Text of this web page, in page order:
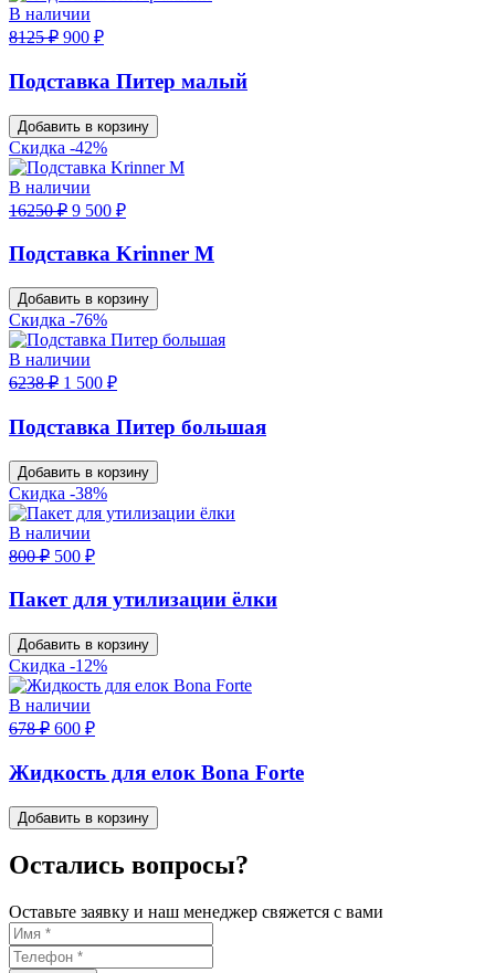
В наличии
8125 ₽ 900 ₽
Подставка Питер малый
Добавить в корзину
Скидка -42%
В наличии
16250 ₽ 9 500 ₽
Подставка Krinner M
Добавить в корзину
Скидка -76%
В наличии
6238 ₽ 1 500 ₽
Подставка Питер большая
Добавить в корзину
Скидка -38%
В наличии
800 ₽ 500 ₽
Пакет для утилизации ёлки
Добавить в корзину
Скидка -12%
В наличии
678 ₽ 600 ₽
Жидкость для елок Bona Forte
Добавить в корзину
Остались вопросы?
Оставьте заявку и наш менеджер свяжется с вами